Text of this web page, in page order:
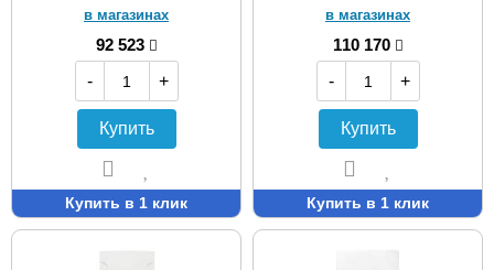
в магазинах
92 523
-
+
Купить
Купить в 1 клик
в магазинах
110 170
-
+
Купить
Купить в 1 клик